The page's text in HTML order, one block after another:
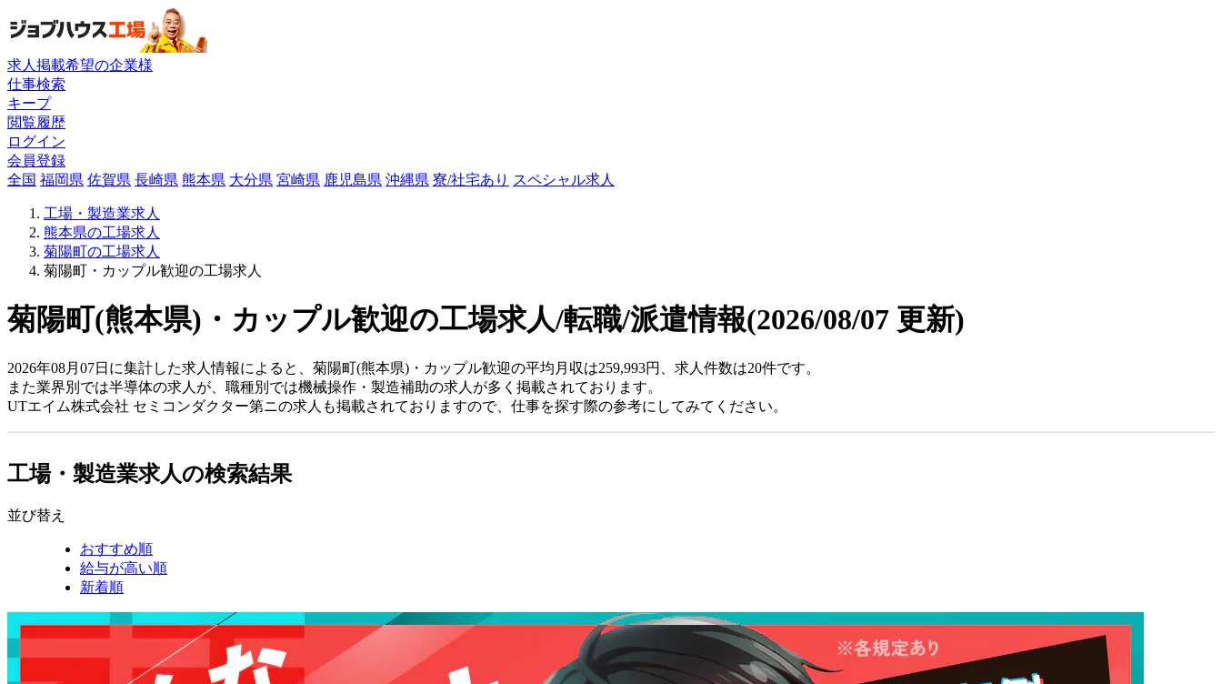
求人掲載希望の企業様
仕事検索
キープ
閲覧履歴
ログイン
会員登録
全国 福岡県 佐賀県 長崎県 熊本県 大分県 宮崎県 鹿児島県 沖縄県 寮/社宅あり スペシャル求人
工場・製造業求人
熊本県の工場求人
菊陽町の工場求人
菊陽町・カップル歓迎の工場求人
菊陽町(熊本県)・カップル歓迎の工場求人/転職/派遣情報(2026/08/07 更新)
2026年08月07日に集計した求人情報によると、菊陽町(熊本県)・カップル歓迎の平均月収は259,993円、求人件数は20件です。
また業界別では半導体の求人が、職種別では機械操作・製造補助の求人が多く掲載されております。
UTエイム株式会社 セミコンダクター第ニの求人も掲載されておりますので、仕事を探す際の参考にしてみてください。
工場・製造業求人の検索結果
並び替え
おすすめ順
給与が高い順
新着順